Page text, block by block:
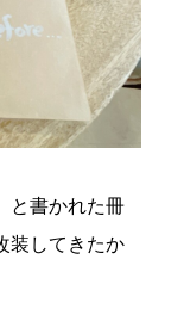
と書かれた冊
装してきたか